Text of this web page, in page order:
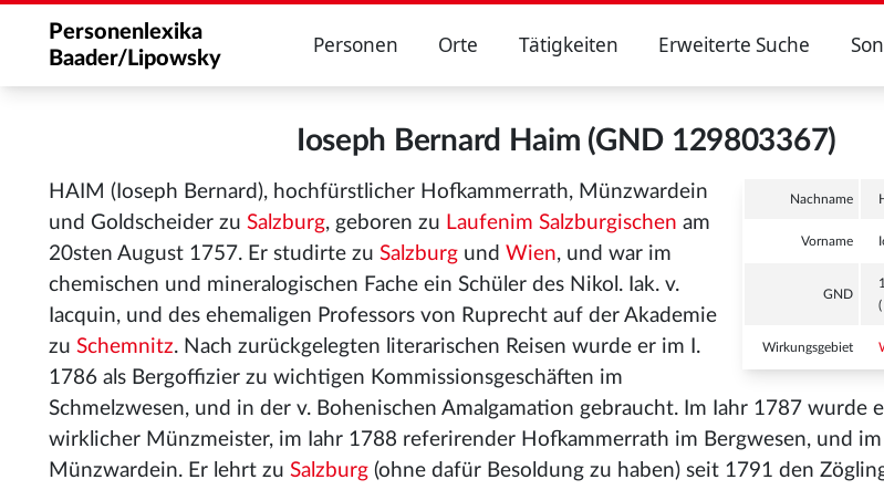
Personenlexika
Baader/Lipowsky
Personen Orte Tätigkeiten Erweiterte Suche
Ioseph Bernard Haim (GND 129803367)
Nachname
Vorname
GND
(
Wirkungsgebiet
HAIM (Ioseph Bernard), hochfürstlicher Hofkammerrath, Münzwardein
und Goldscheider zu Salzburg, geboren zu Laufenim Salzburgischen am
20sten August 1757. Er studirte zu Salzburg und Wien, und war im
chemischen und mineralogischen Fache ein Schüler des Nikol. Iak. v.
Iacquin, und des ehemaligen Professors von Ruprecht auf der Akademie
zu Schemnitz. Nach zurückgelegten literarischen Reisen wurde er im I.
1786 als Bergoffizier zu wichtigen Kommissionsgeschäften im
Schmelzwesen, und in der v. Bohenischen Amalgamation gebraucht. Im Iahr 1787 wurde
wirklicher Münzmeister, im Iahr 1788 referirender Hofkammerrath im Bergwesen, und
Münzwardein. Er lehrt zu Salzburg (ohne dafür Besoldung zu haben) seit 1791 den